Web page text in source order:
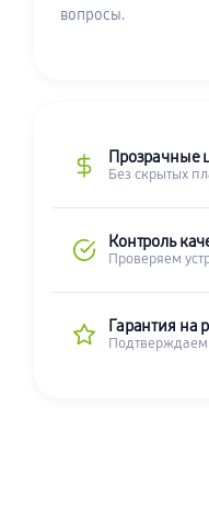
вопросы.
Прозрачные
Без скрытых
Контроль
Проверяем
Гарантия на
Подтверждаем